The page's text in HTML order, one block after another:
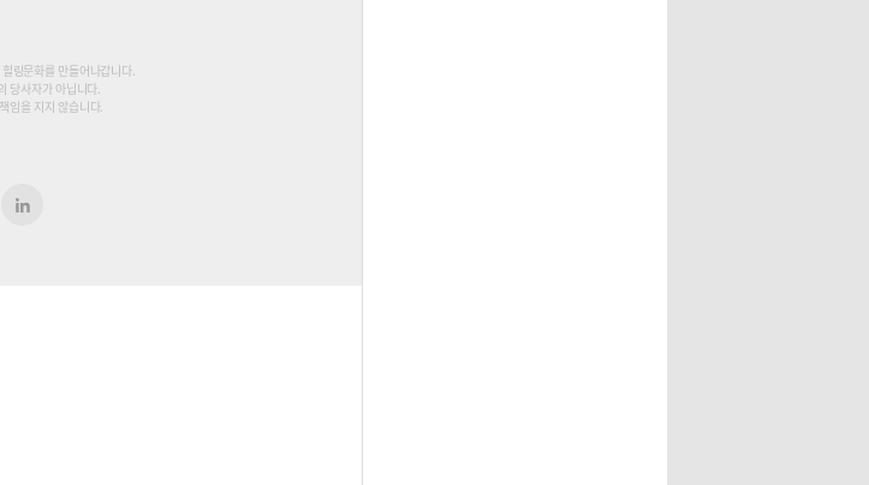
링문화를 만들어나갑니다.
당사자가 아닙니다.
임을 지지 않습니다.